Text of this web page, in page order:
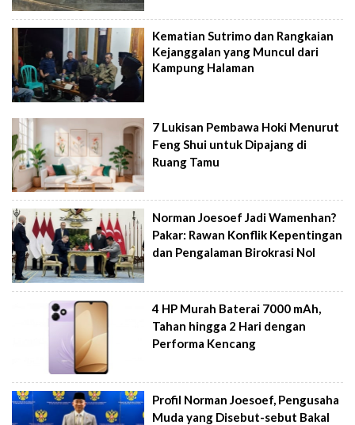
Kematian Sutrimo dan Rangkaian
Kejanggalan yang Muncul dari
Kampung Halaman
7 Lukisan Pembawa Hoki Menurut
Feng Shui untuk Dipajang di
Ruang Tamu
Norman Joesoef Jadi Wamenhan?
Pakar: Rawan Konflik Kepentingan
dan Pengalaman Birokrasi Nol
4 HP Murah Baterai 7000 mAh,
Tahan hingga 2 Hari dengan
Performa Kencang
Profil Norman Joesoef, Pengusaha
Muda yang Disebut-sebut Bakal